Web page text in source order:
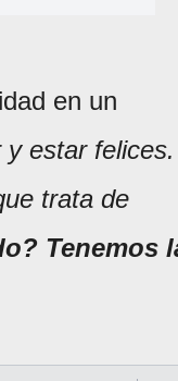
en un
estar felices.
trata de
Tenemos